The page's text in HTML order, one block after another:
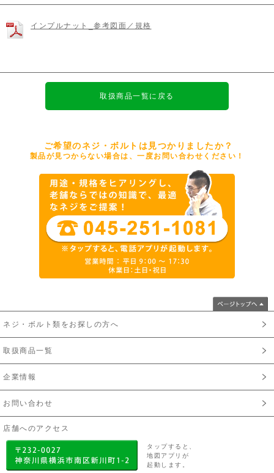
インプルナット_参考図面／規格
取扱商品一覧に戻る
ご希望のネジ・ボルトは見つかりましたか？
製品が見つからない場合は、一度お問い合わせください！
ネジ・ボルト類をお探しの方へ
取扱商品一覧
企業情報
お問い合わせ
店舗へのアクセス
タップすると、
地図アプリが
起動します。